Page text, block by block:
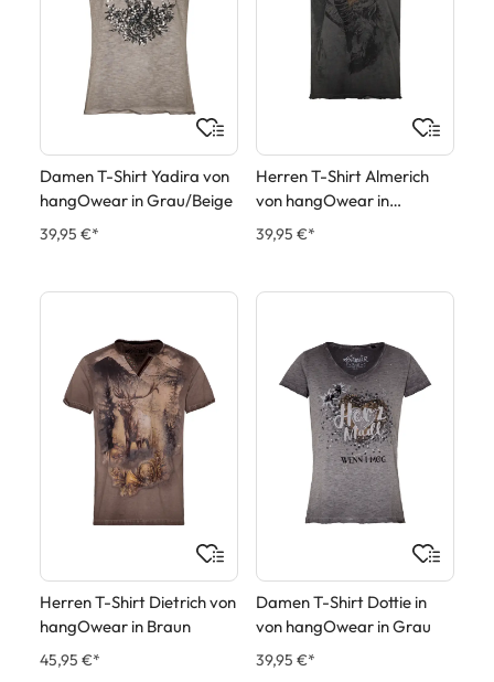
Damen T-Shirt Yadira von
hangOwear in Grau/Beige
39,95 €*
Herren T-Shirt Almerich
von hangOwear in
Anthrazit
39,95 €*
Herren T-Shirt Dietrich von
hangOwear in Braun
45,95 €*
Damen T-Shirt Dottie in
von hangOwear in Grau
39,95 €*